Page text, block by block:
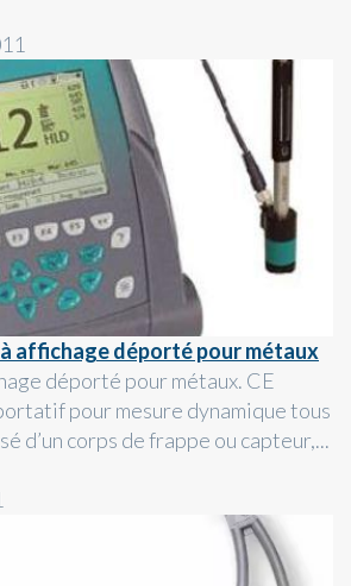
affichage déporté pour métaux
déporté pour métaux. CE
pour mesure dynamique tous
d’un corps de frappe ou capteur,...